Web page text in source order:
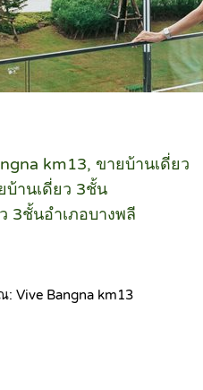
km13, ขายบ้านเดี่ยว
บ้านเดี่ยว 3ชั้น
3ชั้นอำเภอบางพลี
: Vive Bangna km13